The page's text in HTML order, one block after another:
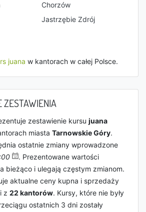
Chorzów
Jastrzębie Zdrój
juana w kantorach w całej Polsce.
ZESTAWIENIA
zestawienie kursu juana
miasta Tarnowskie Góry.
ostatnie zmiany wprowadzone
. Prezentowane wartości
bieżąco i ulegają częstym zmianom.
aktualne ceny kupna i sprzedaży
z 22 kantorów. Kursy, które nie były
ostatnich 3 dni zostały